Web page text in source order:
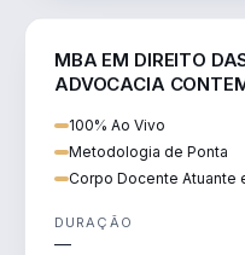
MBA EM DIREITO
ADVOCACIA
100% Ao Vivo
Metodologia de Ponta
Corpo Docente Atuante
DURAÇÃO
—